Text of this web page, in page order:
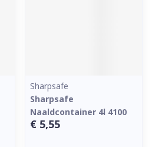
Sharpsafe
Sharpsafe
Naaldcontainer 4l 4100
€ 5,55